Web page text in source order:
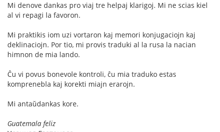
Mi denove dankas pro viaj tre helpaj klarigoj. Mi ne scias kiel
al vi repagi la favoron.
Mi praktikis iom uzi vortaron kaj memori konjugaciojn kaj
deklinaciojn. Por tio, mi provis traduki al la rusa la nacian
himnon de mia lando.
Ĉu vi povus bonevole kontroli, ĉu mia traduko estas
komprenebla kaj korekti miajn erarojn.
Mi antaŭdankas kore.
Guatemala feliz